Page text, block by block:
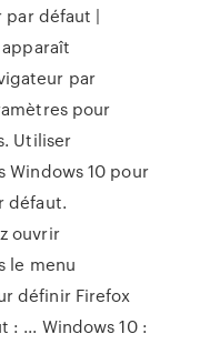
par défaut |
par
pour
Utiliser
Windows 10 pour
défaut.
ouvrir
le menu
définir Firefox
... Windows 10 :